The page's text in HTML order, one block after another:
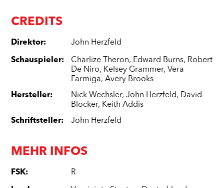
CREDITS
Direktor: John Herzfeld
Schauspieler: Charlize Theron, Edward Burns, Robert
De Niro, Kelsey Grammer, Vera
Farmiga,Avery Brooks
Hersteller: Nick Wechsler,John Herzfeld, David
Blocker, Keith Addis
Schriftsteller: John Herzfeld
MEHR INFOS
FSK: R